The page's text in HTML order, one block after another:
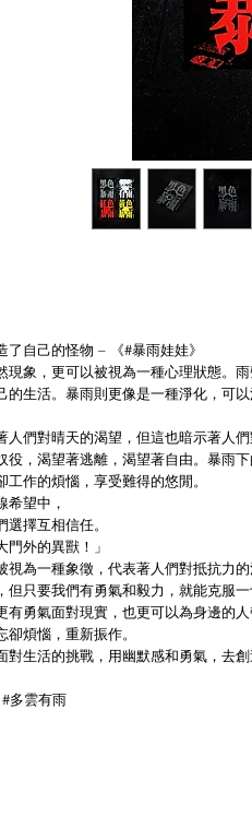
了自己的怪物 – 《#暴雨娃娃》
現象，更可以被視為一種心理狀態。
的生活。暴雨則更像是一種淨化，可
人們對晴天的渴望，但這也暗示著人
役，渴望著逃離，渴望著自由。暴雨
作的煩惱，享受難得的悠閒。
希望中，
擇互相信任。
外的異獸！」
視為一種象徵，代表著人們對抵抗力
但只要我們有勇氣和毅力，就能克服一
有勇氣面對現實，也更可以為身邊的
煩惱，重新振作。
對生活的挑戰，用幽默感和勇氣，去創
多雲有雨